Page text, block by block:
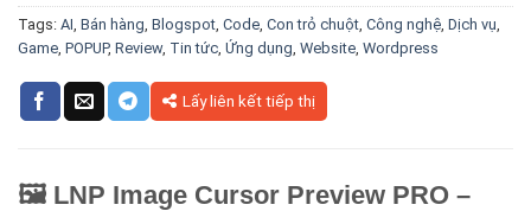
Tags: AI, Bán hàng, Blogspot, Code, Con trỏ chuột, Công nghệ, Dịch vụ,
Game, POPUP, Review, Tin tức, Ứng dụng, Website, Wordpress
Lấy liên kết tiếp thị
🖼️ LNP Image Cursor Preview PRO –